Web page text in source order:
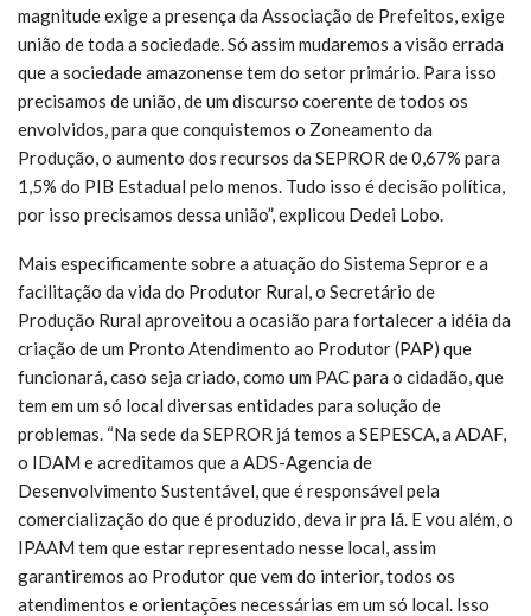
magnitude exige a presença da Associação de Prefeitos, exige
união de toda a sociedade. Só assim mudaremos a visão errada
que a sociedade amazonense tem do setor primário. Para isso
precisamos de união, de um discurso coerente de todos os
envolvidos, para que conquistemos o Zoneamento da
Produção, o aumento dos recursos da SEPROR de 0,67% para
1,5% do PIB Estadual pelo menos. Tudo isso é decisão política,
por isso precisamos dessa união”, explicou Dedei Lobo.
Mais especificamente sobre a atuação do Sistema Sepror e a
facilitação da vida do Produtor Rural, o Secretário de
Produção Rural aproveitou a ocasião para fortalecer a idéia da
criação de um Pronto Atendimento ao Produtor (PAP) que
funcionará, caso seja criado, como um PAC para o cidadão, que
tem em um só local diversas entidades para solução de
problemas. “Na sede da SEPROR já temos a SEPESCA, a ADAF,
o IDAM e acreditamos que a ADS-Agencia de
Desenvolvimento Sustentável, que é responsável pela
comercialização do que é produzido, deva ir pra lá. E vou além, o
IPAAM tem que estar representado nesse local, assim
garantiremos ao Produtor que vem do interior, todos os
atendimentos e orientações necessárias em um só local. Isso